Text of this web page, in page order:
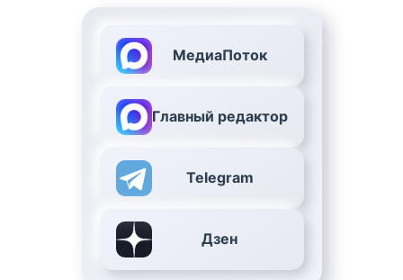
МедиаПоток
Главный редактор
Telegram
Дзен